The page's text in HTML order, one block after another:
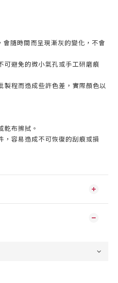
隨時間而呈現漸灰的變化，不會
避免的微小氣孔或手工研磨痕
程而造成些許色差，實際顏色以
布擦拭。
容易造成不可恢復的刮痕或損